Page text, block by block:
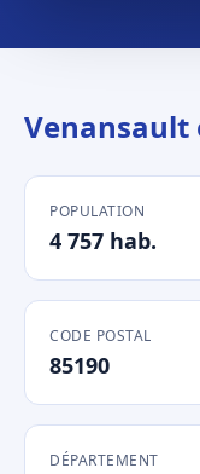
Venansault
POPULATION
4 757 hab.
CODE POSTAL
85190
DÉPARTEMENT